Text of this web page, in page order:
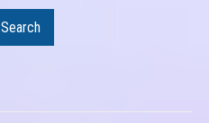
Search